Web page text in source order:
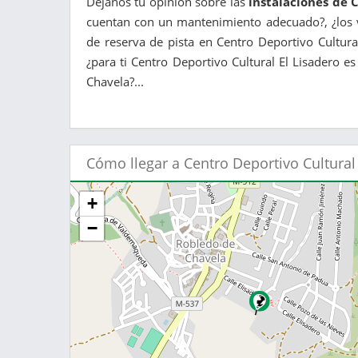
cuentan con un mantenimiento adecuado?,
de reserva de pista en Centro Deportivo
¿para ti Centro Deportivo Cultural El Lisadero
Chavela?...
Cómo llegar a Centro Deportivo
+
−